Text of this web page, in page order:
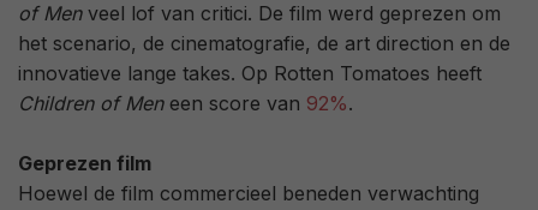
of Menveel lof van critici. De film werd geprezen om
het scenario, de cinematografie, de art direction en de
innovatieve lange takes. Op Rotten Tomatoes heeft
Children of Meneen score van 92%.
Geprezen film
Hoewel de film commercieel beneden verwachting